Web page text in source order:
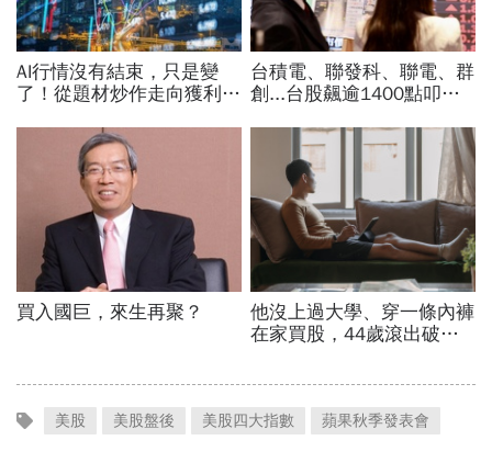
美股 美股盤後 美股四大指數 蘋果秋季發表會